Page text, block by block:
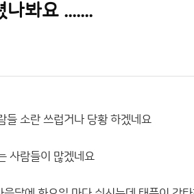
봐요 .......
들 소란 쓰럽거나 당황 하겠네요
사람들이 많겠네요